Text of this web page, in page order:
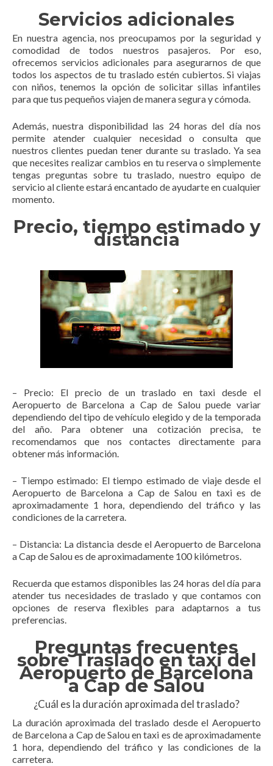
Servicios adicionales
En nuestra agencia, nos preocupamos por la seguridad y
comodidad de todos nuestros pasajeros. Por eso,
ofrecemos servicios adicionales para asegurarnos de que
todos los aspectos de tu traslado estén cubiertos. Si viajas
con niños, tenemos la opción de solicitar sillas infantiles
para que tus pequeños viajen de manera segura y cómoda.
Además, nuestra disponibilidad las 24 horas del día nos
permite atender cualquier necesidad o consulta que
nuestros clientes puedan tener durante su traslado. Ya sea
que necesites realizar cambios en tu reserva o simplemente
tengas preguntas sobre tu traslado, nuestro equipo de
servicio al cliente estará encantado de ayudarte en cualquier
momento.
Precio, tiempo estimado y
distancia
– Precio: El precio de un traslado en taxi desde el
Aeropuerto de Barcelona a Cap de Salou puede variar
dependiendo del tipo de vehículo elegido y de la temporada
del año. Para obtener una cotización precisa, te
recomendamos que nos contactes directamente para
obtener más información.
– Tiempo estimado: El tiempo estimado de viaje desde el
Aeropuerto de Barcelona a Cap de Salou en taxi es de
aproximadamente 1 hora, dependiendo del tráfico y las
condiciones de la carretera.
– Distancia: La distancia desde el Aeropuerto de Barcelona
a Cap de Salou es de aproximadamente 100 kilómetros.
Recuerda que estamos disponibles las 24 horas del día para
atender tus necesidades de traslado y que contamos con
opciones de reserva flexibles para adaptarnos a tus
preferencias.
Preguntas frecuentes
sobre Traslado en taxi del
Aeropuerto de Barcelona
a Cap de Salou
¿Cuál es la duración aproximada del traslado?
La duración aproximada del traslado desde el Aeropuerto
de Barcelona a Cap de Salou en taxi es de aproximadamente
1 hora, dependiendo del tráfico y las condiciones de la
carretera.